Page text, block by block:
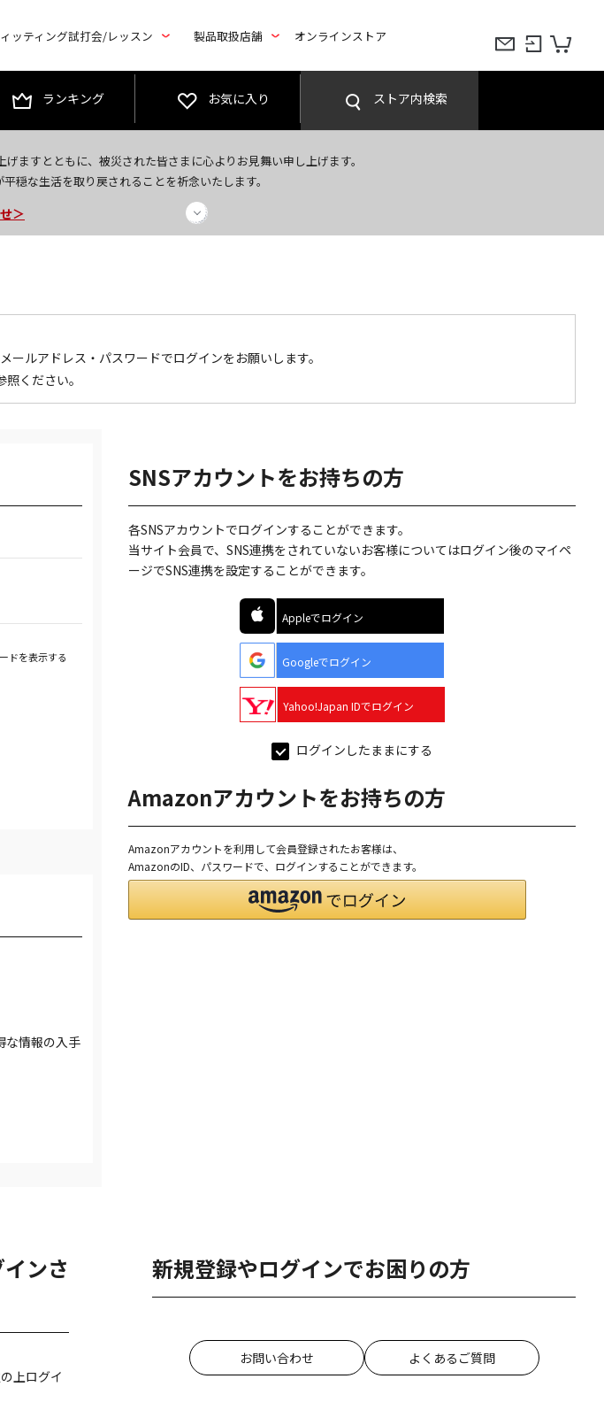
ッティング試打会/レッスン 製品取扱店舗 オンラインストア
ランキング お気に入り ストア内検索
ますとともに、被災された皆さまに心よりお見舞い申し上げます。
穏な生活を取り戻されることを祈念いたします。
・お問い合わせ＞
OFFクーポンプレゼント！
＞
ルアドレス・パスワードでログインをお願いします。
照ください。
ドを表示する
な情報の入手
SNSアカウントをお持ちの方
各SNSアカウントでログインすることができます。
当サイト会員で、SNS連携をされていないお客様についてはログイン後のマイペ
ージでSNS連携を設定することができます。
Appleでログイン
Googleでログイン
Yahoo!Japan IDでログイン
ログインしたままにする
Amazonアカウントをお持ちの方
Amazonアカウントを利用して会員登録されたお客様は、
AmazonのID、パスワードで、ログインすることができます。
ンさ
上ログイ
新規登録やログインでお困りの方
お問い合わせ よくあるご質問